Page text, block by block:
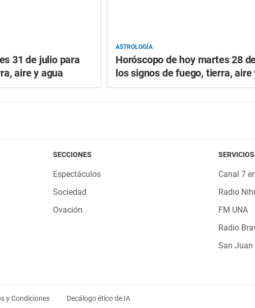
31 de julio para
aire y agua
ASTROLOGÍA
Horóscopo de hoy martes 28
los signos de fuego, tierra, aire
SECCIONES
Espectáculos
Sociedad
Ovación
SERVICIOS
Canal 7
Radio
FM UNA
Radio
San Juan
y Condiciones Decálogo ético de IA